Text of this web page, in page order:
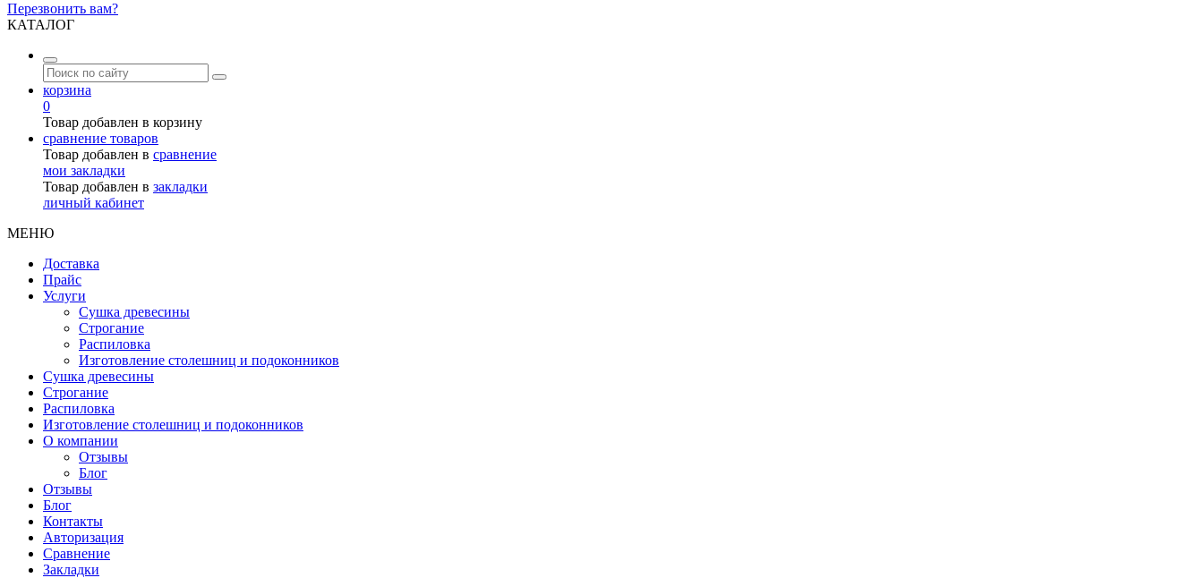
Перезвонить вам?
КАТАЛОГ
корзина
0
Товар добавлен в корзину
сравнение товаров
Товар добавлен в сравнение
мои закладки
Товар добавлен в закладки
личный кабинет
МЕНЮ
Доставка
Прайс
Услуги
Сушка древесины
Строгание
Распиловка
Изготовление столешниц и подоконников
Сушка древесины
Строгание
Распиловка
Изготовление столешниц и подоконников
О компании
Отзывы
Блог
Отзывы
Блог
Контакты
Авторизация
Сравнение
Закладки